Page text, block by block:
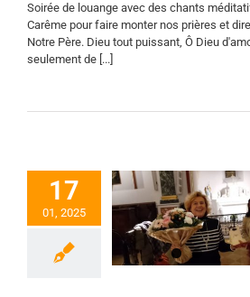
Soirée de louange avec des chants
Carême pour faire monter nos prières et
Notre Père. Dieu tout puissant, Ô Dieu
seulement de [...]
17
01, 2025
spéciale
Carolina.
Page d'accueil